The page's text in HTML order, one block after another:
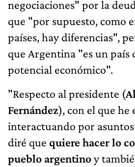
negociaciones" por la
que "por supuesto, como
países, hay diferencias",
que Argentina "es un país
potencial económico".
"Respecto al presidente (
Fernández), con el que he
interactuando por
diré que quiere hacer lo
pueblo argentinoy